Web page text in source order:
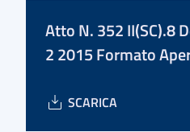
Atto N. 352 II(SC).8
2 2015 Formato
SCARICA